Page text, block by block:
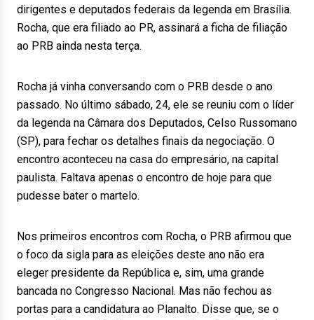
dirigentes e deputados federais da legenda em Brasília.
Rocha, que era filiado ao PR, assinará a ficha de filiação
ao PRB ainda nesta terça.
Rocha já vinha conversando com o PRB desde o ano
passado. No último sábado, 24, ele se reuniu com o líder
da legenda na Câmara dos Deputados, Celso Russomano
(SP), para fechar os detalhes finais da negociação. O
encontro aconteceu na casa do empresário, na capital
paulista. Faltava apenas o encontro de hoje para que
pudesse bater o martelo.
Nos primeiros encontros com Rocha, o PRB afirmou que
o foco da sigla para as eleições deste ano não era
eleger presidente da República e, sim, uma grande
bancada no Congresso Nacional. Mas não fechou as
portas para a candidatura ao Planalto. Disse que, se o